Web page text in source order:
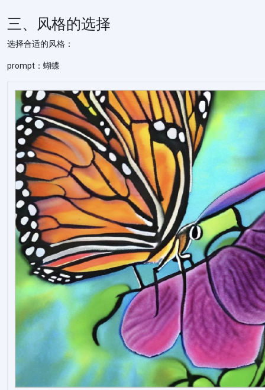
三、风格的选择
选择合适的风格：
prompt：蝴蝶